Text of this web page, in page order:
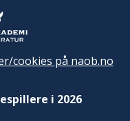
cookies på naob.no
i 2026